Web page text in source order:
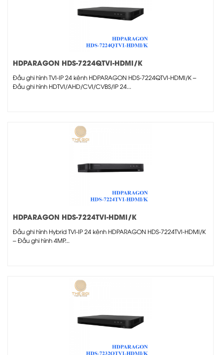
HDPARAGON HDS-7224QTVI-HDMI/K
Đầu ghi hình TVI-IP 24 kênh HDPARAGON HDS-7224QTVI-HDMI/K –
Đầu ghi hình HDTVI/AHD/CVI/CVBS/IP 24...
HDPARAGON HDS-7224TVI-HDMI/K
Đầu ghi hình Hybrid TVI-IP 24 kênh HDPARAGON HDS-7224TVI-HDMI/K
– Đầu ghi hình 4MP...